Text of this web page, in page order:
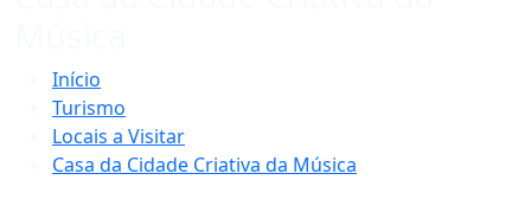
Início
Turismo
Locais a Visitar
Casa da Cidade Criativa da Música